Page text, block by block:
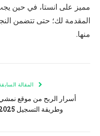
مميز على انستا، في حين يجب
المقدمة لك؛ حتى تتضمن
منها.
المقالة
أسرار الربح من موقع
وطريقة التسجيل 2025